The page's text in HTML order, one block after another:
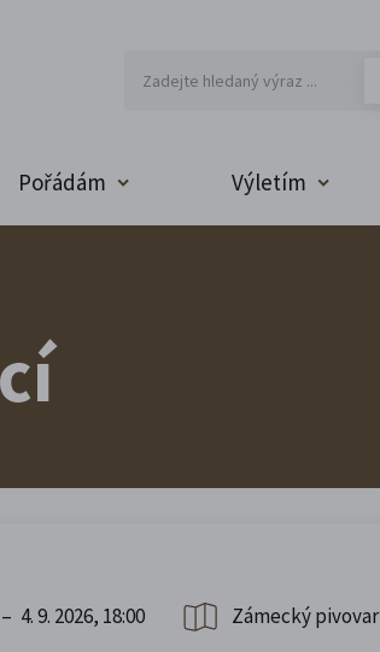
Pořádám Výletím
– 4. 9. 2026, 18:00
Zámecký pivovar